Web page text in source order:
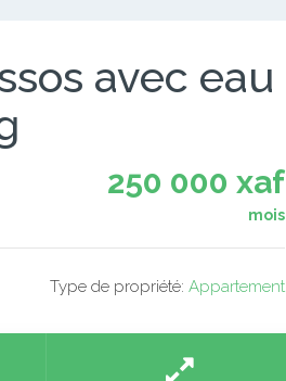
avec eau
250 000 xaf
mois
Type de propriété: Appartement